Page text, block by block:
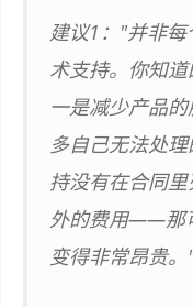
建议1："并非
术支持。你知
一是减少产品
多自己无法处
持没有在合同
外的费用——那
变得非常昂贵。